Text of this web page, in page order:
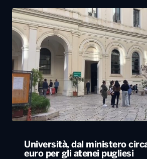
Università, dal ministero
euro per gli atenei pugliesi